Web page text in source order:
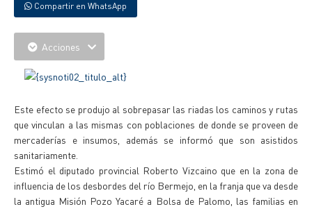
Compartir en WhatsApp
Acciones
Este efecto se produjo al sobrepasar las riadas los caminos y rutas
que vinculan a las mismas con poblaciones de donde se proveen de
mercaderías e insumos, además se informó que son asistidos
sanitariamente.
Estimó el diputado provincial Roberto Vizcaino que en la zona de
influencia de los desbordes del río Bermejo, en la franja que va desde
la antigua Misión Pozo Yacaré a Bolsa de Palomo, las familias en